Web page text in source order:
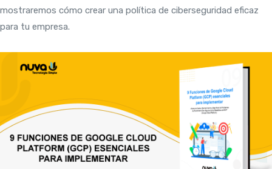
mostraremos cómo crear una política de ciberseguridad eficaz
para tu empresa.